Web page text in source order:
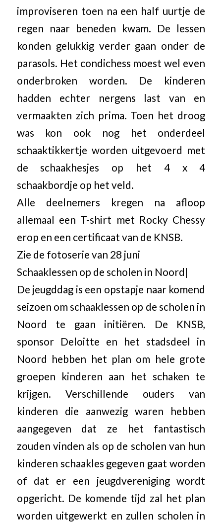
improviseren toen na een half uurtje de
regen naar beneden kwam. De lessen
konden gelukkig verder gaan onder de
parasols. Het condichess moest wel even
onderbroken worden. De kinderen
hadden echter nergens last van en
vermaakten zich prima. Toen het droog
was kon ook nog het onderdeel
schaaktikkertje worden uitgevoerd met
de schaakhesjes op het 4 x 4
schaakbordje op het veld.
Alle deelnemers kregen na afloop
allemaal een T-shirt met Rocky Chessy
erop en een certificaat van de KNSB.
Zie de fotoserie van 28 juni
Schaaklessen op de scholen in Noord|
De jeugddag is een opstapje naar komend
seizoen om schaaklessen op de scholen in
Noord te gaan initiëren. De KNSB,
sponsor Deloitte en het stadsdeel in
Noord hebben het plan om hele grote
groepen kinderen aan het schaken te
krijgen. Verschillende ouders van
kinderen die aanwezig waren hebben
aangegeven dat ze het fantastisch
zouden vinden als op de scholen van hun
kinderen schaakles gegeven gaat worden
of dat er een jeugdvereniging wordt
opgericht. De komende tijd zal het plan
worden uitgewerkt en zullen scholen in